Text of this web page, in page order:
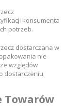
konsumenta
potrzeb.
dostarczana w
nie
względów
dostarczeniu.
Towarów